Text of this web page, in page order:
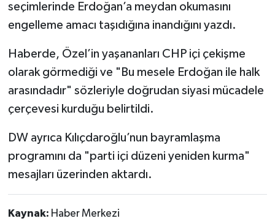
seçimlerinde Erdoğan’a meydan okumasını
engelleme amacı taşıdığına inandığını yazdı.
Haberde, Özel’in yaşananları CHP içi çekişme
olarak görmediği ve "Bu mesele Erdoğan ile halk
arasındadır" sözleriyle doğrudan siyasi mücadele
çerçevesi kurduğu belirtildi.
DW ayrıca Kılıçdaroğlu’nun bayramlaşma
programını da "parti içi düzeni yeniden kurma"
mesajları üzerinden aktardı.
Kaynak: Haber Merkezi